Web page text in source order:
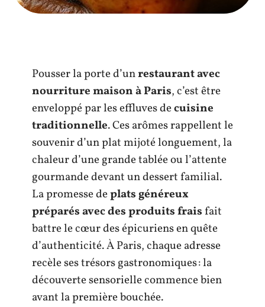
Pousser la porte d’unrestaurant avec
nourriture maison à Paris, c’est être
enveloppé par les effluves decuisine
traditionnelle. Ces arômes rappellent le
souvenir d’un plat mijoté longuement, la
chaleur d’une grande tablée ou l’attente
gourmande devant un dessert familial.
La promesse deplats généreux
préparés avec des produits fraisfait
battre le cœur des épicuriens en quête
d’authenticité. À Paris, chaque adresse
recèle ses trésors gastronomiques : la
découverte sensorielle commence bien
avant la première bouchée.